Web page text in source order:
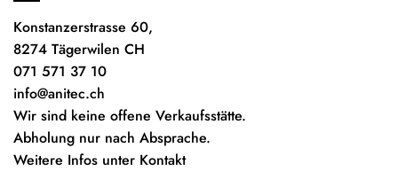
Konstanzerstrasse 60,
8274 Tägerwilen CH
071 571 37 10
info@anitec.ch
Wir sind keine offene Verkaufsstätte.
Abholung nur nach Absprache.
Weitere Infos unter Kontakt